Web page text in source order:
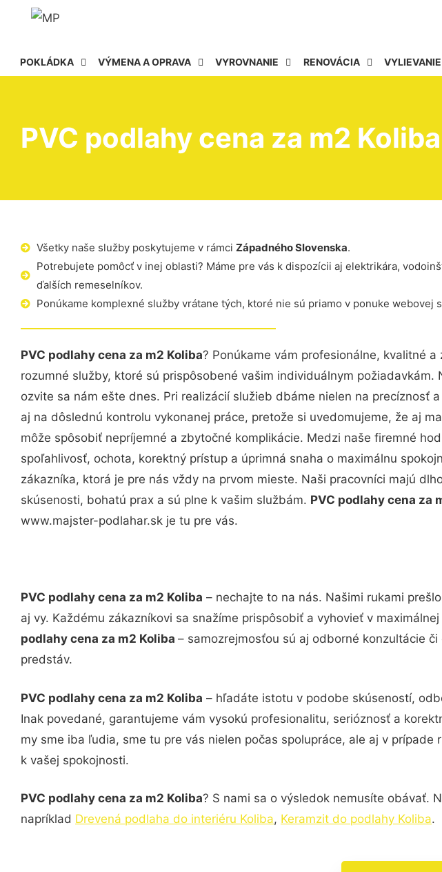
POKLÁDKA VÝMENA A OPRAVA VYROVNANIE RENOVÁCIA VYLIEVANIE
PVC podlahy cena za m2 Koliba
Všetky naše služby poskytujeme v rámci Západného Slovenska.
Potrebujete pomôcť v inej oblasti? Máme pre vás k dispozícii aj elektrikára,
ďalších remeselníkov.
Ponúkame komplexné služby vrátane tých, ktoré nie sú priamo v ponuke webovej
PVC podlahy cena za m2 Koliba? Ponúkame vám profesionálne, kvalitné a
rozumné služby, ktoré sú prispôsobené vašim individuálnym požiadavkám.
ozvite sa nám ešte dnes. Pri realizácií služieb dbáme nielen na precíznosť
aj na dôslednú kontrolu vykonanej práce, pretože si uvedomujeme, že aj
môže spôsobiť nepríjemné a zbytočné komplikácie. Medzi naše firemné
spoľahlivosť, ochota, korektný prístup a úprimná snaha o maximálnu
zákazníka, ktorá je pre nás vždy na prvom mieste. Naši pracovníci majú
skúsenosti, bohatú prax a sú plne k vašim službám. PVC podlahy cena za
www.majster-podlahar.sk je tu pre vás.
PVC podlahy cena za m2 Koliba – nechajte to na nás. Našimi rukami
aj vy. Každému zákazníkovi sa snažíme prispôsobiť a vyhovieť v
podlahy cena za m2 Koliba – samozrejmosťou sú aj odborné konzultácie
predstáv.
PVC podlahy cena za m2 Koliba – hľadáte istotu v podobe skúseností,
Inak povedané, garantujeme vám vysokú profesionalitu, serióznosť a
my sme iba ľudia, sme tu pre vás nielen počas spolupráce, ale aj v
k vašej spokojnosti.
PVC podlahy cena za m2 Koliba? S nami sa o výsledok nemusíte obávať.
napríklad Drevená podlaha do interiéru Koliba, Keramzit do podlahy Koliba.